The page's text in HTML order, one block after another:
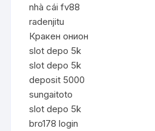
nhà cái fv88
radenjitu
Кракен онион
slot depo 5k
slot depo 5k
deposit 5000
sungaitoto
slot depo 5k
bro178 login